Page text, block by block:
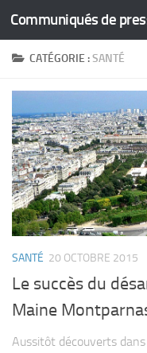
Skip to content
Communiqués de
CATÉGORIE :SANTÉ
SANTÉ 20 OCTOBRE 2015
Le succès du
Maine
Aussitôt découverts